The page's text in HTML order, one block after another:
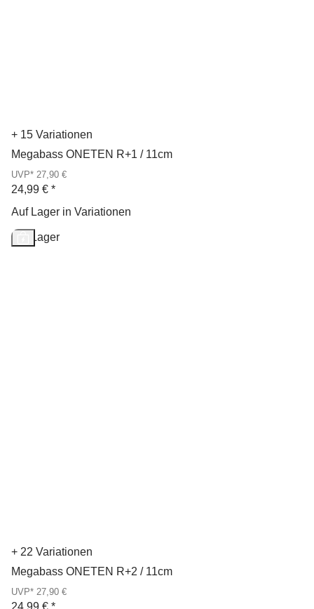
+ 15 Variationen
Megabass ONETEN R+1 / 11cm
UVP* 27,90 €
24,99 € *
Auf Lager in Variationen
Auf Lager
+ 22 Variationen
Megabass ONETEN R+2 / 11cm
UVP* 27,90 €
24,99 € *